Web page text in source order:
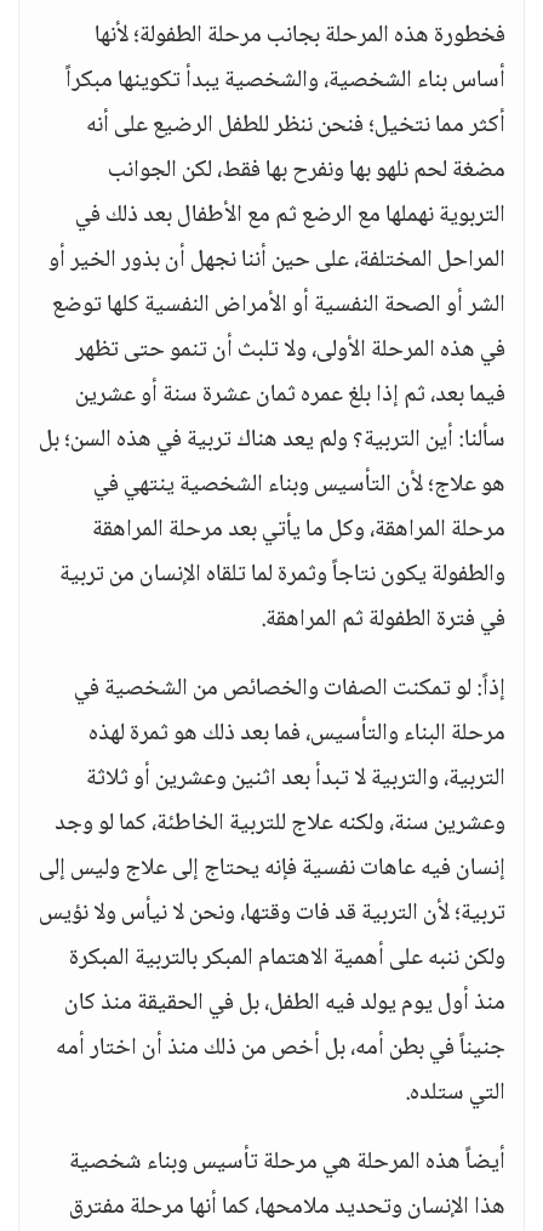
فخطورة هذه المرحلة بجانب مرحلة الطفولة؛ لأنها
أساس بناء الشخصية، والشخصية يبدأ تكوينها مبكراً
أكثر مما نتخيل؛ فنحن ننظر للطفل الرضيع على أنه
مضغة لحم نلهو بها ونفرح بها فقط، لكن الجوانب
التربوية نهملها مع الرضع ثم مع الأطفال بعد ذلك في
المراحل المختلفة، على حين أننا نجهل أن بذور الخير أو
الشر أو الصحة النفسية أو الأمراض النفسية كلها توضع
في هذه المرحلة الأولى، ولا تلبث أن تنمو حتى تظهر
فيما بعد، ثم إذا بلغ عمره ثمان عشرة سنة أو عشرين
سألنا: أين التربية؟ ولم يعد هناك تربية في هذه السن؛ بل
هو علاج؛ لأن التأسيس وبناء الشخصية ينتهي في
مرحلة المراهقة، وكل ما يأتي بعد مرحلة المراهقة
والطفولة يكون نتاجاً وثمرة لما تلقاه الإنسان من تربية
في فترة الطفولة ثم المراهقة.
إذاً: لو تمكنت الصفات والخصائص من الشخصية في
مرحلة البناء والتأسيس، فما بعد ذلك هو ثمرة لهذه
التربية، والتربية لا تبدأ بعد اثنين وعشرين أو ثلاثة
وعشرين سنة، ولكنه علاج للتربية الخاطئة، كما لو وجد
إنسان فيه عاهات نفسية فإنه يحتاج إلى علاج وليس إلى
تربية؛ لأن التربية قد فات وقتها، ونحن لا نيأس ولا نؤيس
ولكن ننبه على أهمية الاهتمام المبكر بالتربية المبكرة
منذ أول يوم يولد فيه الطفل، بل في الحقيقة منذ كان
جنيناً في بطن أمه، بل أخص من ذلك منذ أن اختار أمه
التي ستلده.
أيضاً هذه المرحلة هي مرحلة تأسيس وبناء شخصية
هذا الإنسان وتحديد ملامحها، كما أنها مرحلة مفترق